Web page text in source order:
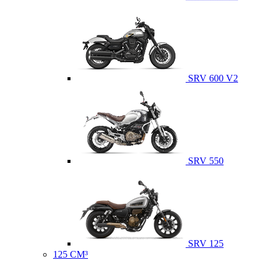
SRV 600 V2
SRV 550
SRV 125
125 CM³